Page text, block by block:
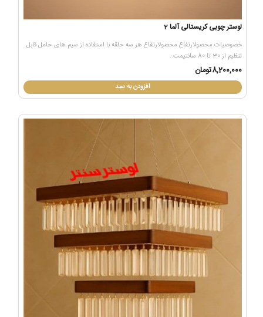
لوستر چوبی کریستالی آلما 2
خصوصیات محصولارتفاع محصولارتفاع هر سه حلقه با استفاده از سیم های حامل قابل
تنظیم از 30 تا 80 سانتیمت..
8,200,000تومان
افزودن به سبد